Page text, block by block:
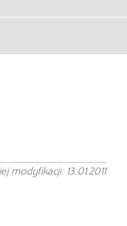
modyfikacji: 13.01.2011